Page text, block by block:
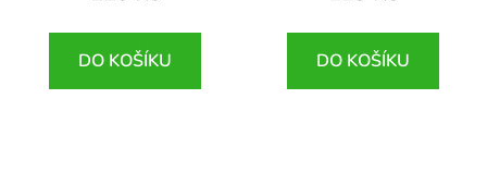
DO KOŠÍKU DO KOŠÍKU